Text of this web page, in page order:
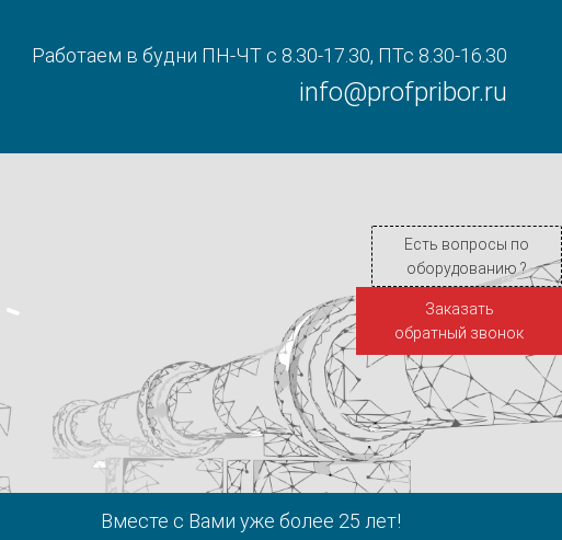
Работаем в будни ПН-ЧТ с 8.30-17.30, ПТс 8.30-16.30
info@profpribor.ru
Есть вопросы по
оборудованию ?
Заказать
обратный звонок
Вместе с Вами уже более 25 лет!